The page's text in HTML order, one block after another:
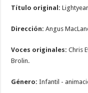
Título original:
Dirección: Angus
Voces originales: Chris
Brolin.
Género: Infantil -